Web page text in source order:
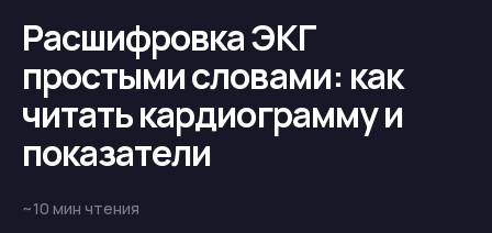
Расшифровка ЭКГ
простыми словами: как
читать кардиограмму и
показатели
~10 мин чтения